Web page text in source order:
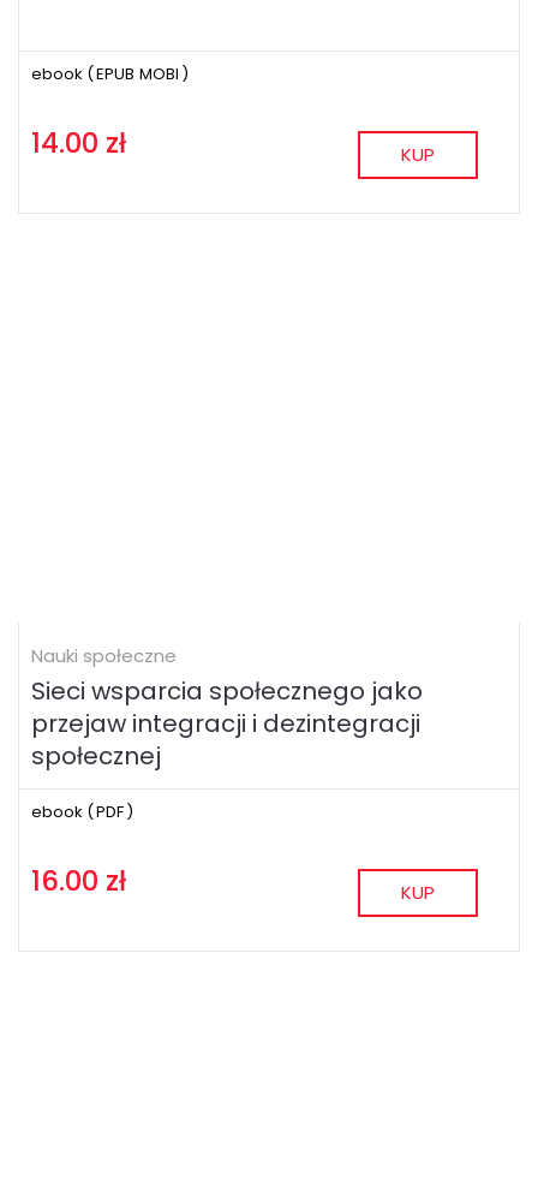
ebook (EPUB MOBI )
14.00 zł KUP
Nauki społeczne
Sieci wsparcia społecznego jako
przejaw integracji i dezintegracji
społecznej
ebook (PDF)
16.00 zł KUP